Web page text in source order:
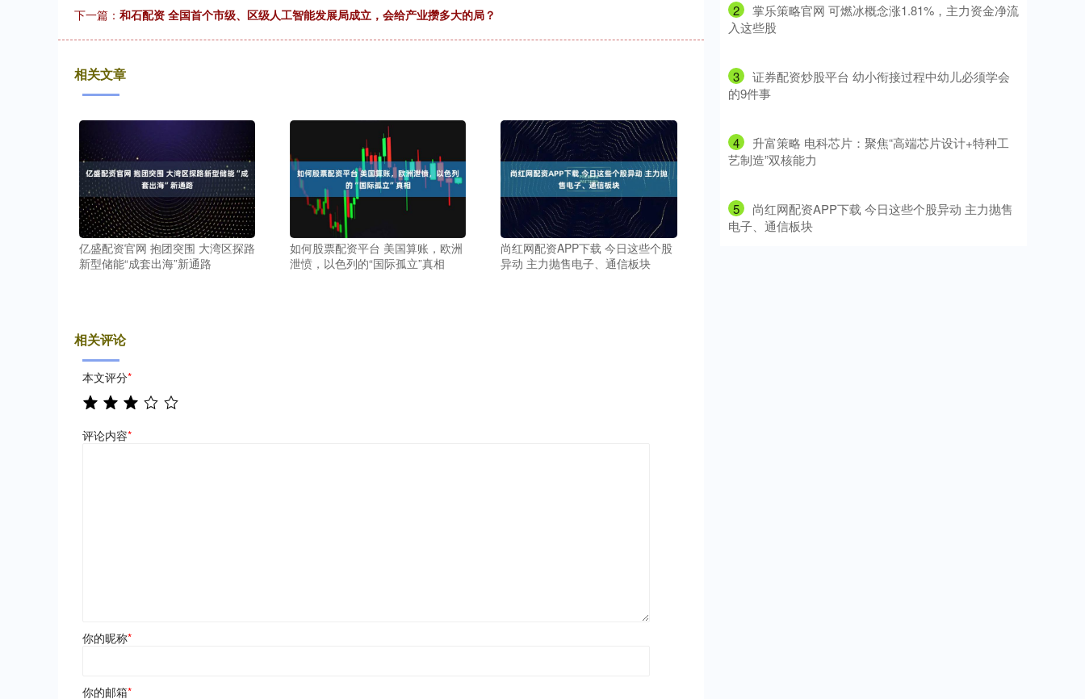
下一篇： 和石配资 全国首个市级、区级人工智能发展局成立，会给产业攒多大的局？
相关文章
亿盛配资官网 抱团突围 大湾区探路
新型储能“成套出海”新通路
如何股票配资平台 美国算账，欧洲
泄愤，以色列的“国际孤立”真相
尚红网配资APP下载 今日这些个股
异动 主力抛售电子、通信板块
相关评论
本文评分*
评论内容*
你的昵称*
你的邮箱*
2
​掌乐策略官网 可燃冰概念涨1.81%，主力资金净流
入这些股
3
​证券配资炒股平台 幼小衔接过程中幼儿必须学会
的9件事
4
​升富策略 电科芯片：聚焦“高端芯片设计+特种工
艺制造”双核能力
5
​尚红网配资APP下载 今日这些个股异动 主力抛售
电子、通信板块